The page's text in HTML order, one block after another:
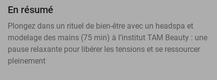
En résumé
Plongez dans un rituel de bien-être avec un headspa et
modelage des mains (75 min) à l’institut TAM Beauty : une
pause relaxante pour libérer les tensions et se ressourcer
pleinement